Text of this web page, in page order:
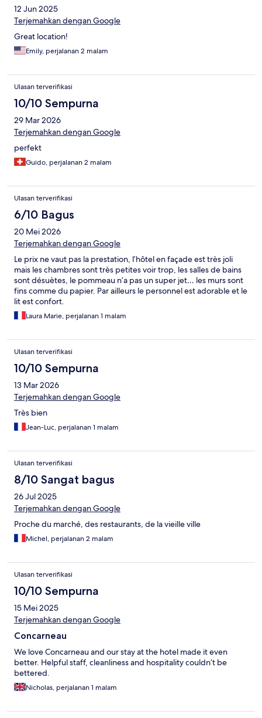
12 Jun 2025
Terjemahkan dengan Google
Great location!
Emily, perjalanan 2 malam
Ulasan terverifikasi
10/10 Sempurna
29 Mar 2026
Terjemahkan dengan Google
perfekt
Guido, perjalanan 2 malam
Ulasan terverifikasi
6/10 Bagus
20 Mei 2026
Terjemahkan dengan Google
Le prix ne vaut pas la prestation, l’hôtel en façade est très joli
mais les chambres sont très petites voir trop, les salles de bains
sont désuètes, le pommeau n’a pas un super jet… les murs sont
fins comme du papier. Par ailleurs le personnel est adorable et le
lit est confort.
Laura Marie, perjalanan 1 malam
Ulasan terverifikasi
10/10 Sempurna
13 Mar 2026
Terjemahkan dengan Google
Très bien
Jean-Luc, perjalanan 1 malam
Ulasan terverifikasi
8/10 Sangat bagus
26 Jul 2025
Terjemahkan dengan Google
Proche du marché, des restaurants, de la vieille ville
Michel, perjalanan 2 malam
Ulasan terverifikasi
10/10 Sempurna
15 Mei 2025
Terjemahkan dengan Google
Concarneau
We love Concarneau and our stay at the hotel made it even
better. Helpful staff, cleanliness and hospitality couldn’t be
bettered.
Nicholas, perjalanan 1 malam